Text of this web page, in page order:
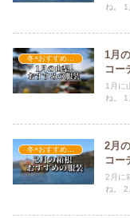
1月
コー
1月に
2月
コー
2月に